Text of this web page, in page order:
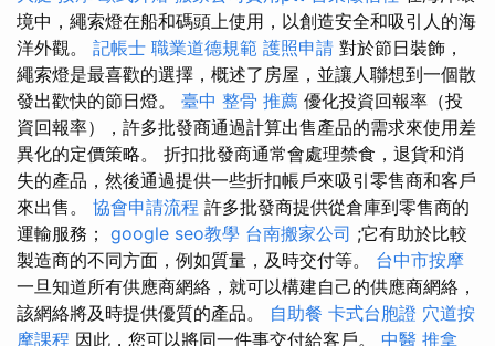
境中，繩索燈在船和碼頭上使用，以創造安全和吸引人的海
洋外觀。 記帳士 職業道德規範 護照申請 對於節日裝飾，
繩索燈是最喜歡的選擇，概述了房屋，並讓人聯想到一個散
發出歡快的節日燈。 臺中 整骨 推薦 優化投資回報率（投
資回報率），許多批發商通過計算出售產品的需求來使用差
異化的定價策略。 折扣批發商通常會處理禁食，退貨和消
失的產品，然後通過提供一些折扣帳戶來吸引零售商和客戶
來出售。 協會申請流程 許多批發商提供從倉庫到零售商的
運輸服務； google seo教學 台南搬家公司 ;它有助於比較
製造商的不同方面，例如質量，及時交付等。 台中市按摩
一旦知道所有供應商網絡，就可以構建自己的供應商網絡，
該網絡將及時提供優質的產品。 自助餐 卡式台胞證 穴道按
摩課程 因此，您可以將同一件事交付給客戶。 中醫 推拿